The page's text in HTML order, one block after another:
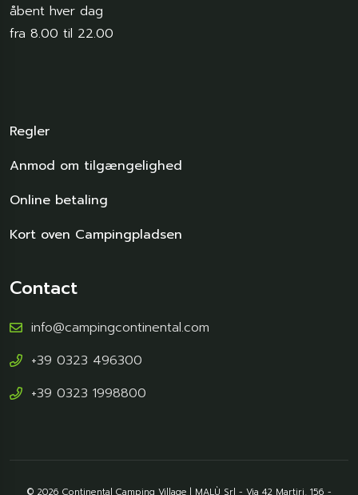
åbent hver dag
fra 8.00 til 22.00
Regler
Anmod om tilgængelighed
Online betaling
Kort oven Campingpladsen
Contact
info@campingcontinental.com
+39 0323 496300
+39 0323 1998800
© 2026 Continental Camping Village | MALÙ Srl - Via 42 Martiri, 156 -